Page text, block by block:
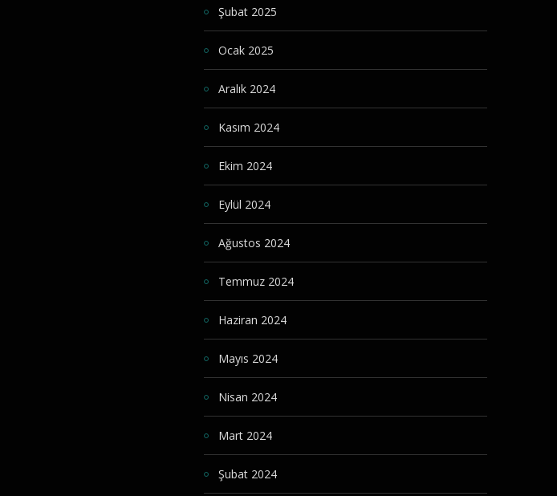
Şubat 2025
Ocak 2025
Aralık 2024
Kasım 2024
Ekim 2024
Eylül 2024
Ağustos 2024
Temmuz 2024
Haziran 2024
Mayıs 2024
Nisan 2024
Mart 2024
Şubat 2024